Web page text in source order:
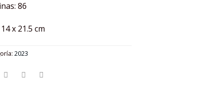
86
x 21.5 cm
2023